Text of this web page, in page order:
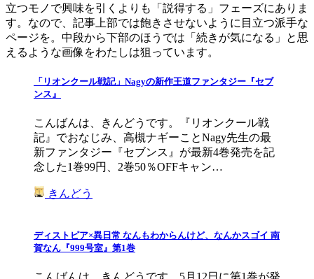
立つモノで興味を引くよりも「説得する」フェーズにありま
す。なので、記事上部では飽きさせないように目立つ派手な
ページを。中段から下部のほうでは「続きが気になる」と思
えるような画像をわたしは狙っています。
「リオンクール戦記」Nagyの新作王道ファンタジー『セブ
ンス』
こんばんは、きんどうです。『リオンクール戦
記』でおなじみ、高槻ナギーことNagy先生の最
新ファンタジー『セブンス』が最新4巻発売を記
念した1巻99円、2巻50％OFFキャン…
きんどう
ディストピア×異日常 なんもわからんけど、なんかスゴイ 南
賀なん『999号室』第1巻